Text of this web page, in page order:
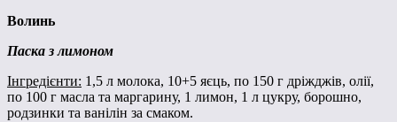
Волинь
Паска з лимоном
Інгредієнти: 1,5 л молока, 10+5 яєць, по 150 г дріжджів, олії,
по 100 г масла та маргарину, 1 лимон, 1 л цукру, борошно,
родзинки та ванілін за смаком.